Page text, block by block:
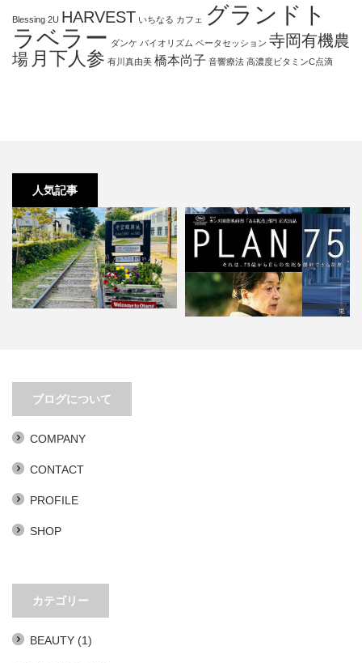
Blessing 2U HARVEST いちなる カフェ
グランドト
ラベラー ダンケ バイオリズム ベータセッション 寺岡有機農
場 月下人参 有川真由美 橋本尚子 音響療法 高濃度ビタミンC点滴
人気記事
ブログについて
COMPANY
CONTACT
PROFILE
SHOP
カテゴリー
BEAUTY (1)